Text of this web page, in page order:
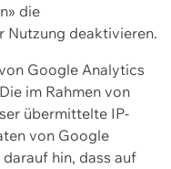
die
Nutzung deaktivieren.
Google Analytics
im Rahmen von
übermittelte IP-
von Google
hin, dass auf